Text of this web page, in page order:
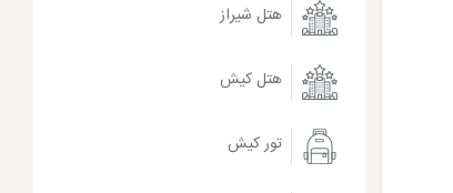
هتل شیراز
هتل کیش
تور کیش